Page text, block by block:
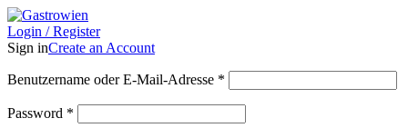
Login / Register
Sign inCreate an Account
Benutzername oder E-Mail-Adresse *
Password *